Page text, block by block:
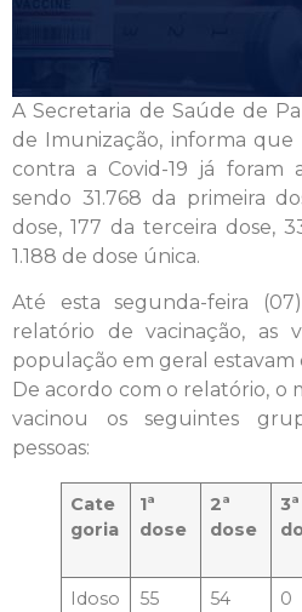
A Secretaria de Saúde de
de Imunização, informa que
contra a Covid-19 já foram
sendo 31.768 da primeira
dose, 177 da terceira dose,
1.188 de dose única.
Até esta segunda-feira
relatório de vacinação, as
população em geral estavam
De acordo com o relatório, o
vacinou os seguintes
pessoas:
Cate
goria
1ª
dose
2ª
dose
3ª
Idoso
55 54 0